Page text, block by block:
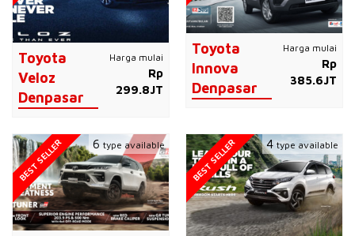
Toyota
Veloz
Denpasar
Harga mulai
Rp
299.8JT
Toyota
Innova
Denpasar
Harga mulai
Rp
385.6JT
BEST SELLER 6 type available BEST SELLER 4type available